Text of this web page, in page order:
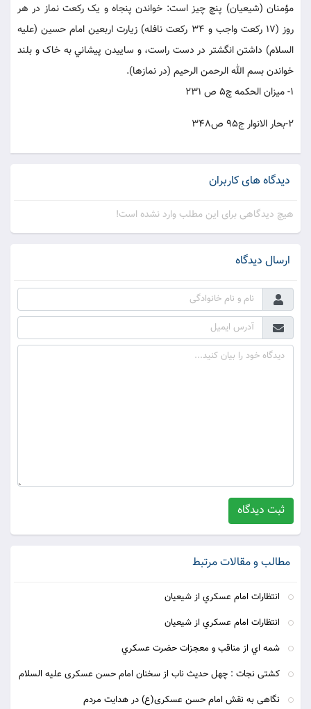
مؤمنان (شيعيان) پنچ چيز است: خواندن پنجاه و يک رکعت نماز در هر
روز (17 رکعت واجب و 34 رکعت نافله) زيارت اربعين امام حسين (عليه
السلام) داشتن انگشتر در دست راست، و ساييدن پيشاني به خاک و بلند
خواندن بسم الله الرحمن الرحيم (در نمازها).
1- میزان الحکمه چ5 ص 231
2-بحار الانوار ج95 ص348
دیدگاه های کاربران
هیچ دیدگاهی برای این مطلب وارد نشده است!
ارسال دیدگاه
ثبت دیدگاه
مطالب و مقالات مرتبط
انتظارات امام عسکري از شيعيان
انتظارات امام عسکري از شيعيان
شمه اي از مناقب و معجزات حضرت عسکري
کشتی نجات : چهل حدیث ناب از سخنان امام حسن عسکری علیه السلام
نگاهی به نقش امام حسن عسکری(ع) در هدایت مردم